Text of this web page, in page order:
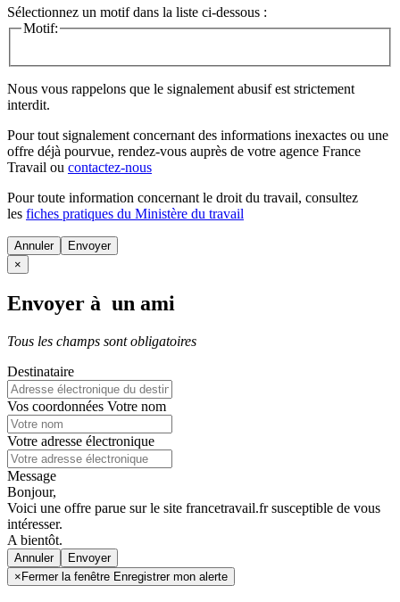
Sélectionnez un motif dans la liste ci-dessous :
Motif:
Nous vous rappelons que le signalement abusif est strictement
interdit.
Pour tout signalement concernant des informations inexactes ou une
offre déjà pourvue, rendez-vous auprès de votre agence France
Travail ou contactez-nous
Pour toute information concernant le droit du travail, consultez
les fiches pratiques du Ministère du travail
Annuler
×
Envoyer à un ami
Tous les champs sont obligatoires
Destinataire
Vos coordonnées Votre nom
Votre adresse électronique
Message
Bonjour,
Voici une offre parue sur le site francetravail.fr susceptible de vous
intéresser.
A bientôt.
Annuler
× Fermer la fenêtre Enregistrer mon alerte